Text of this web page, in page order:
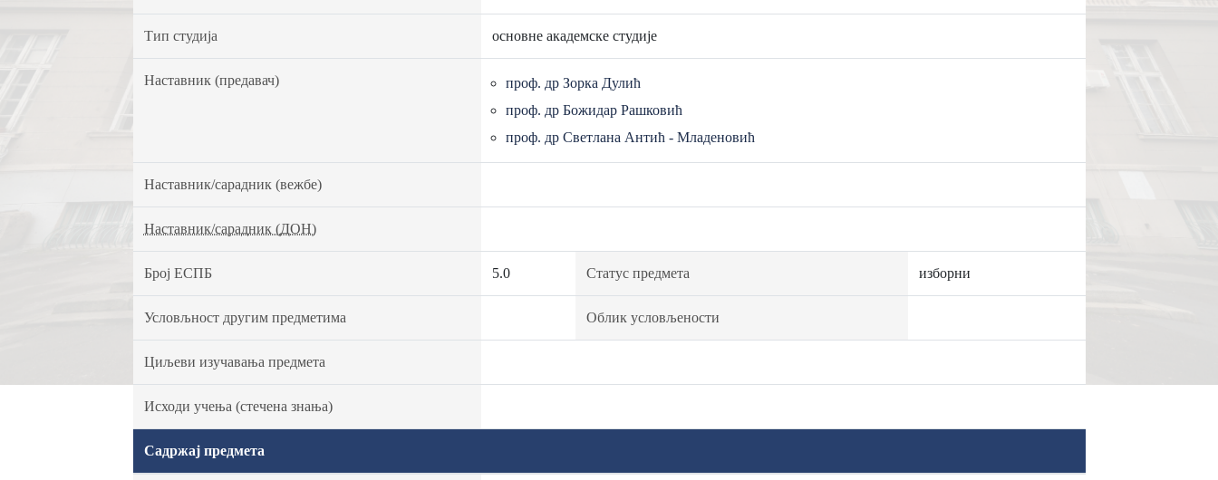
Тип студија основне академске студије
Наставник (предавач)
проф. др Зорка Дулић
проф. др Божидар Рашковић
проф. др Светлана Антић - Младеновић
Наставник/сарадник (вежбе)
Наставник/сарадник (ДОН)
Број ЕСПБ 5.0 Статус предмета изборни
Условљност другим предметима Облик условљености
Циљеви изучавања предмета
Исходи учења (стечена знања)
Садржај предмета